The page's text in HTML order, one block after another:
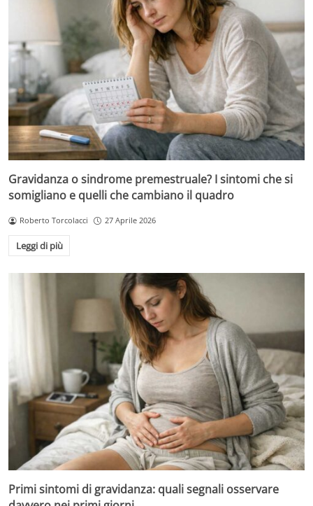
Gravidanza o sindrome premestruale? I sintomi che si
somigliano e quelli che cambiano il quadro
Roberto Torcolacci 27 Aprile 2026
Leggi di più
Primi sintomi di gravidanza: quali segnali osservare